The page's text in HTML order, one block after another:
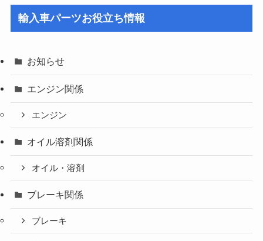
輸入車パーツお役立ち情報
お知らせ
エンジン関係
エンジン
オイル溶剤関係
オイル・溶剤
ブレーキ関係
ブレーキ